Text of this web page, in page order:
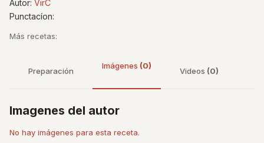
Autor: VirC
Punctacíon:
Más recetas:
Preparación
Imágenes (0)
Videos (0)
Imagenes del autor
No hay imágenes para esta receta.